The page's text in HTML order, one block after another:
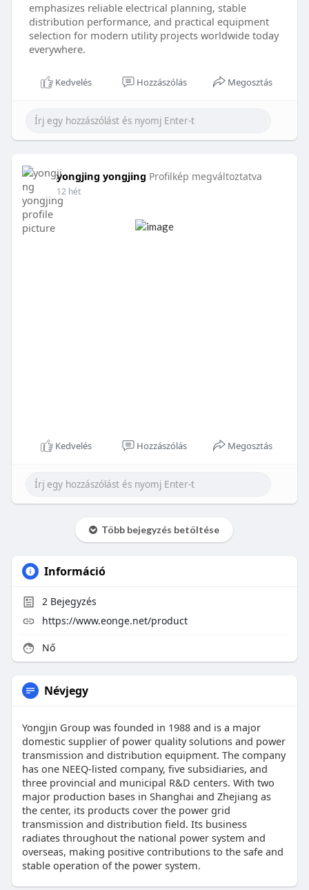
emphasizes reliable electrical planning, stable
distribution performance, and practical equipment
selection for modern utility projects worldwide today
everywhere.
Kedvelés Hozzászólás Megosztás
yongjing yongjing Profilkép megváltoztatva
12 hét
Kedvelés Hozzászólás Megosztás
Több bejegyzés betöltése
Információ
2Bejegyzés
https://www.eonge.net/product
Nő
Névjegy
Yongjin Group was founded in 1988 and is a major
domestic supplier of power quality solutions and power
transmission and distribution equipment. The company
has one NEEQ-listed company, five subsidiaries, and
three provincial and municipal R&D centers. With two
major production bases in Shanghai and Zhejiang as
the center, its products cover the power grid
transmission and distribution field. Its business
radiates throughout the national power system and
overseas, making positive contributions to the safe and
stable operation of the power system.